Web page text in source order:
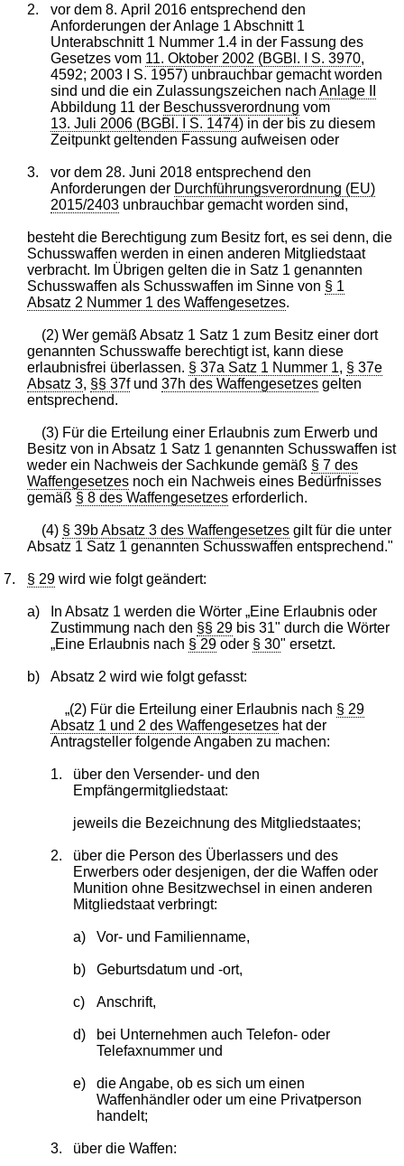
2.
vor dem 8. April 2016 entsprechend den
Anforderungen der Anlage 1 Abschnitt 1
Unterabschnitt 1 Nummer 1.4 in der Fassung des
Gesetzes vom 11. Oktober 2002 (BGBl. I S. 3970,
4592; 2003 I S. 1957) unbrauchbar gemacht worden
sind und die ein Zulassungszeichen nach Anlage II
Abbildung 11 der Beschussverordnung vom
13. Juli 2006 (BGBl. I S. 1474) in der bis zu diesem
Zeitpunkt geltenden Fassung aufweisen oder
3.
vor dem 28. Juni 2018 entsprechend den
Anforderungen der Durchführungsverordnung (EU)
2015/2403unbrauchbar gemacht worden sind,
besteht die Berechtigung zum Besitz fort, es sei denn, die
Schusswaffen werden in einen anderen Mitgliedstaat
verbracht. Im Übrigen gelten die in Satz 1 genannten
Schusswaffen als Schusswaffen im Sinne von § 1
Absatz 2 Nummer 1 des Waffengesetzes.
(2) Wer gemäß Absatz 1 Satz 1 zum Besitz einer dort
genannten Schusswaffe berechtigt ist, kann diese
erlaubnisfrei überlassen. § 37a Satz 1 Nummer 1, § 37e
Absatz 3, §§ 37fund37h des Waffengesetzes gelten
entsprechend.
(3) Für die Erteilung einer Erlaubnis zum Erwerb und
Besitz von in Absatz 1 Satz 1 genannten Schusswaffen ist
weder ein Nachweis der Sachkunde gemäß § 7 des
Waffengesetzes noch ein Nachweis eines Bedürfnisses
gemäß § 8 des Waffengesetzes erforderlich.
(4) § 39b Absatz 3 des Waffengesetzes gilt für die unter
Absatz 1 Satz 1 genannten Schusswaffen entsprechend."
7. § 29 wird wie folgt geändert:
a)
In Absatz 1 werden die Wörter „Eine Erlaubnis oder
Zustimmung nach den §§ 29bis 31" durch die Wörter
„Eine Erlaubnis nach § 29oder § 30" ersetzt.
b) Absatz 2 wird wie folgt gefasst:
„(2) Für die Erteilung einer Erlaubnis nach § 29
Absatz 1 und 2 des Waffengesetzeshat der
Antragsteller folgende Angaben zu machen:
1.
über den Versender- und den
Empfängermitgliedstaat:
jeweils die Bezeichnung des Mitgliedstaates;
2.
über die Person des Überlassers und des
Erwerbers oder desjenigen, der die Waffen oder
Munition ohne Besitzwechsel in einen anderen
Mitgliedstaat verbringt:
a) Vor- und Familienname,
b) Geburtsdatum und -ort,
c) Anschrift,
d)
bei Unternehmen auch Telefon- oder
Telefaxnummer und
e)
die Angabe, ob es sich um einen
Waffenhändler oder um eine Privatperson
handelt;
3. über die Waffen: